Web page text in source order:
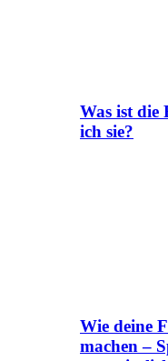
Was ist die
ich sie?
Wie deine
machen –